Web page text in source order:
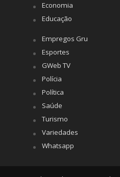
Economia
Educação
Empregos Gru
Esportes
GWeb TV
Polícia
Política
Saúde
Turismo
Variedades
Whatsapp